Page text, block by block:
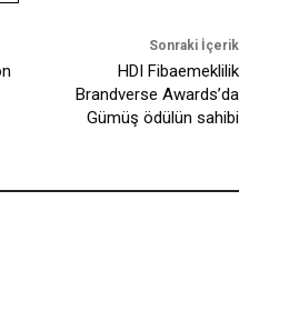
Sonraki İçerik
HDI Fibaemeklilik
Brandverse Awards’da
Gümüş ödülün sahibi